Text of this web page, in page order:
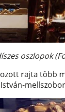
oszlopok
rajta több